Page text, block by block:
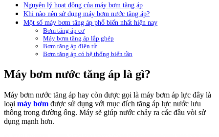
Nguyên lý hoạt động của máy bơm tăng áp
Khi nào nên sử dụng máy bơm nước tăng áp?
Một số máy bơm tăng áp phổ biến nhất hiện nay
Bơm tăng áp cơ
Máy bơm tăng áp lắp ghép
Bơm tăng áp điện tử
Bơm tăng áp có hệ thống biến tần
Máy bơm nước tăng áp là gì?
Máy bơm nước tăng áp hay còn được gọi là máy bơm áp lực đây là
loại máy bơm được sử dụng với mục đích tăng áp lực nước lưu
thông trong đường ống. Máy sẽ giúp nước chảy ra các đầu vòi sử
dụng mạnh hơn.